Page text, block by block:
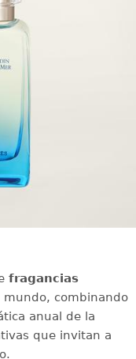
fragancias
mundo, combinando
anual de la
que invitan a